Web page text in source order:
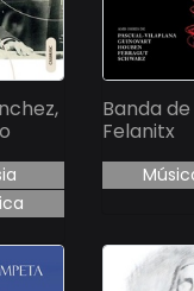
Banda
Felanitx